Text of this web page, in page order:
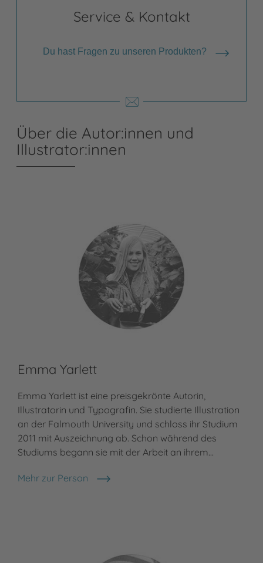
Service & Kontakt
Du hast Fragen zu unseren Produkten?
Über die Autor:innen und
Illustrator:innen
Emma Yarlett
Emma Yarlett ist eine preisgekrönte Autorin,
Illustratorin und Typografin. Sie studierte Illustration
an der Falmouth University und schloss ihr Studium
2011 mit Auszeichnung ab. Schon während des
Studiums begann sie mit der Arbeit an ihrem…
Mehr zur Person
Emma Yarlett